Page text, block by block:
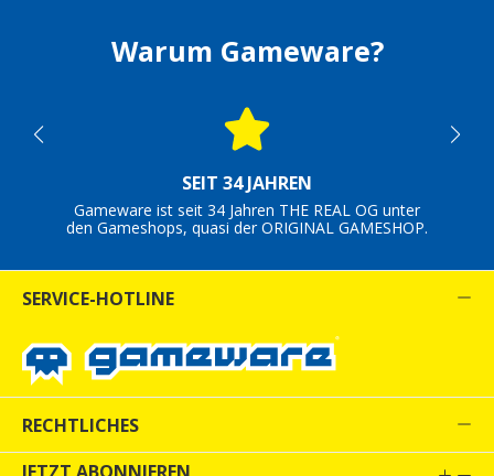
Warum Gameware?
SEIT 34 JAHREN
Gameware ist seit 34 Jahren THE REAL OG unter
den Gameshops, quasi der ORIGINAL GAMESHOP.
SERVICE-HOTLINE
RECHTLICHES